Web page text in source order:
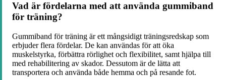
Vad är fördelarna med att använda gummiband
för träning?
Gummiband för träning är ett mångsidigt träningsredskap som
erbjuder flera fördelar. De kan användas för att öka
muskelstyrka, förbättra rörlighet och flexibilitet, samt hjälpa till
med rehabilitering av skador. Dessutom är de lätta att
transportera och använda både hemma och på resande fot.